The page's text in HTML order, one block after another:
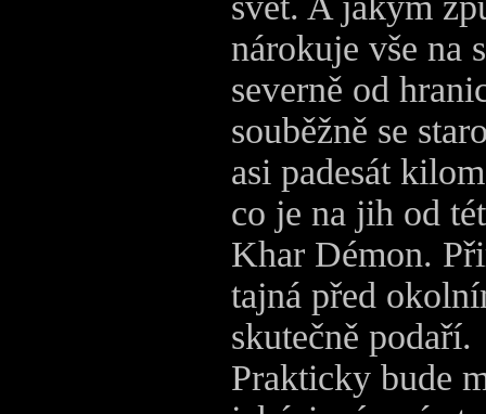
nárokuje vše na
severně od
souběžně se
asi padesát
co je na jih od
Khar Démon.
tajná před
skutečně podaří.
Prakticky bude